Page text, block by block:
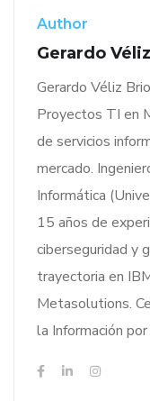
Author
Gerardo
Gerardo Véliz
Proyectos TI en
de servicios
mercado.
Informática
15 años de
ciberseguridad y
trayectoria en
Metasolutions.
la Información